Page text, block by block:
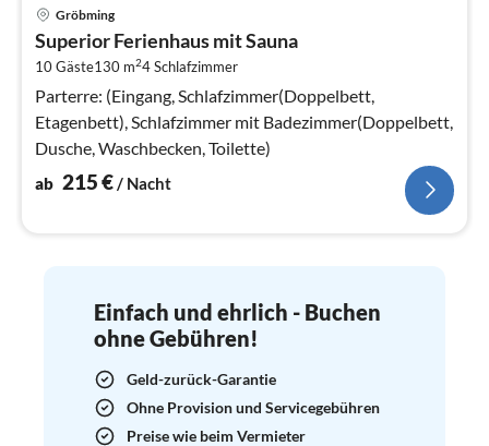
Gröbming
Superior Ferienhaus mit Sauna
10 Gäste130 m24Schlafzimmer
Parterre: (Eingang, Schlafzimmer(Doppelbett,
Etagenbett), Schlafzimmer mit Badezimmer(Doppelbett,
Dusche, Waschbecken, Toilette)
ab 215€/ Nacht
Einfach und ehrlich - Buchen
ohne Gebühren!
Geld-zurück-Garantie
Ohne Provision und Servicegebühren
Preise wie beim Vermieter